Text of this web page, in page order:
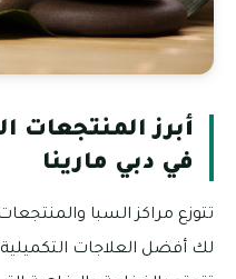
أبرز المنتجعات
في دبي مارينا
تتوزع مراكز السبا
لك أفضل العلاجات